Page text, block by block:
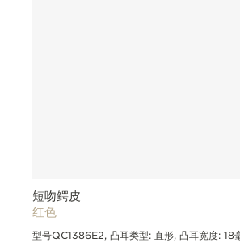
短吻鳄皮
红色
型号QC1386E2, 凸耳类型: 直形, 凸耳宽度: 18